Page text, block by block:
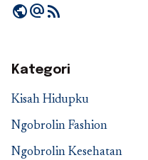
publicalternate_emailrss_feed
Kategori
Kisah Hidupku
Ngobrolin Fashion
Ngobrolin Kesehatan